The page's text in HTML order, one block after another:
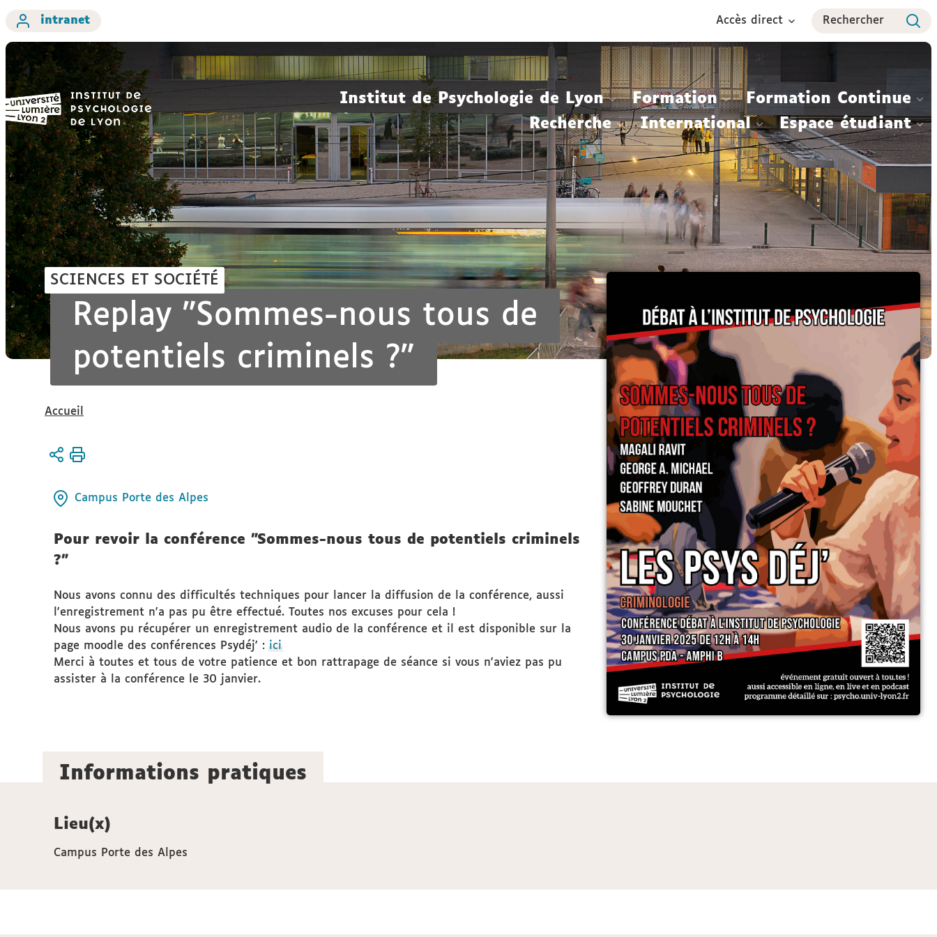
contenu
intranet
Accès direct Rechercher
Institut de Psychologie de Lyon Formation
Formation Continue
Recherche
International Espace étudiant
SCIENCES ET SOCIÉTÉ
Replay "Sommes-nous tous de
potentiels criminels ?"
Vous
ici :
Accueil
Campus Porte des Alpes
Pour revoir la conférence "Sommes-nous tous de potentiels criminels
?"
Nous avons connu des difficultés techniques pour lancer la diffusion de la conférence, aussi
l'enregistrement n'a pas pu être effectué. Toutes nos excuses pour cela !
Nous avons pu récupérer un enregistrement audio de la conférence et il est disponible sur la
page moodle des conférences Psydéj' : ici
Merci à toutes et tous de votre patience et bon rattrapage de séance si vous n'aviez pas pu
assister à la conférence le 30 janvier.
Informations pratiques
Lieu(x)
Campus Porte des Alpes